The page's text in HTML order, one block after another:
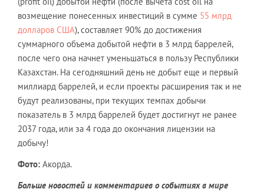
возмещение понесенных инвестиций в сумме 55 млрд
долларов США), составляет 90% до достижения
суммарного объема добытой нефти в 3 млрд баррелей,
после чего она начнет уменьшаться в пользу Республики
Казахстан. На сегодняшний день не добыт еще и первый
миллиард баррелей, и если проекты расширения так и не
будут реализованы, при текущих темпах добычи
показатель в 3 млрд баррелей будет достигнут не ранее
2037 года, или за 4 года до окончания лицензии на
добычу!
Фото: Акорда.
Больше новостей и комментариев о событиях в мире